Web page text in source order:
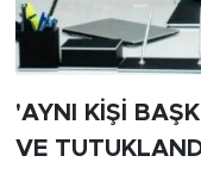
'AYNI KİŞİ
VE